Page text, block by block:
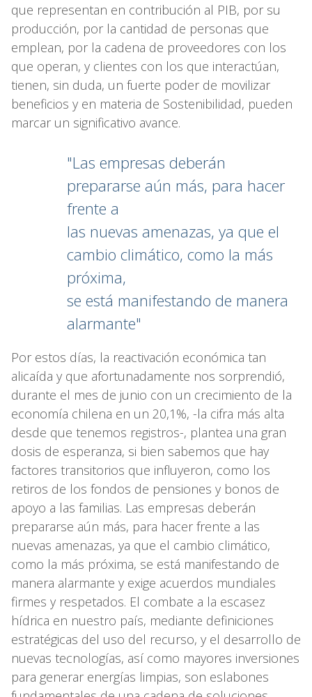
que representan en contribución al PIB, por su
producción, por la cantidad de personas que
emplean, por la cadena de proveedores con los
que operan, y clientes con los que interactúan,
tienen, sin duda, un fuerte poder de movilizar
beneficios y en materia de Sostenibilidad, pueden
marcar un significativo avance.
"Las empresas deberán
prepararse aún más, para hacer
frente a
las nuevas amenazas, ya que el
cambio climático, como la más
próxima,
se está manifestando de manera
alarmante"
Por estos días, la reactivación económica tan
alicaída y que afortunadamente nos sorprendió,
durante el mes de junio con un crecimiento de la
economía chilena en un 20,1%, -la cifra más alta
desde que tenemos registros-, plantea una gran
dosis de esperanza, si bien sabemos que hay
factores transitorios que influyeron, como los
retiros de los fondos de pensiones y bonos de
apoyo a las familias. Las empresas deberán
prepararse aún más, para hacer frente a las
nuevas amenazas, ya que el cambio climático,
como la más próxima, se está manifestando de
manera alarmante y exige acuerdos mundiales
firmes y respetados. El combate a la escasez
hídrica en nuestro país, mediante definiciones
estratégicas del uso del recurso, y el desarrollo de
nuevas tecnologías, así como mayores inversiones
para generar energías limpias, son eslabones